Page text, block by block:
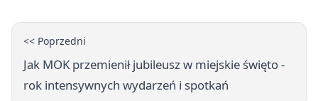
<< Poprzedni
Jak MOK przemienił jubileusz w miejskie święto -
rok intensywnych wydarzeń i spotkań